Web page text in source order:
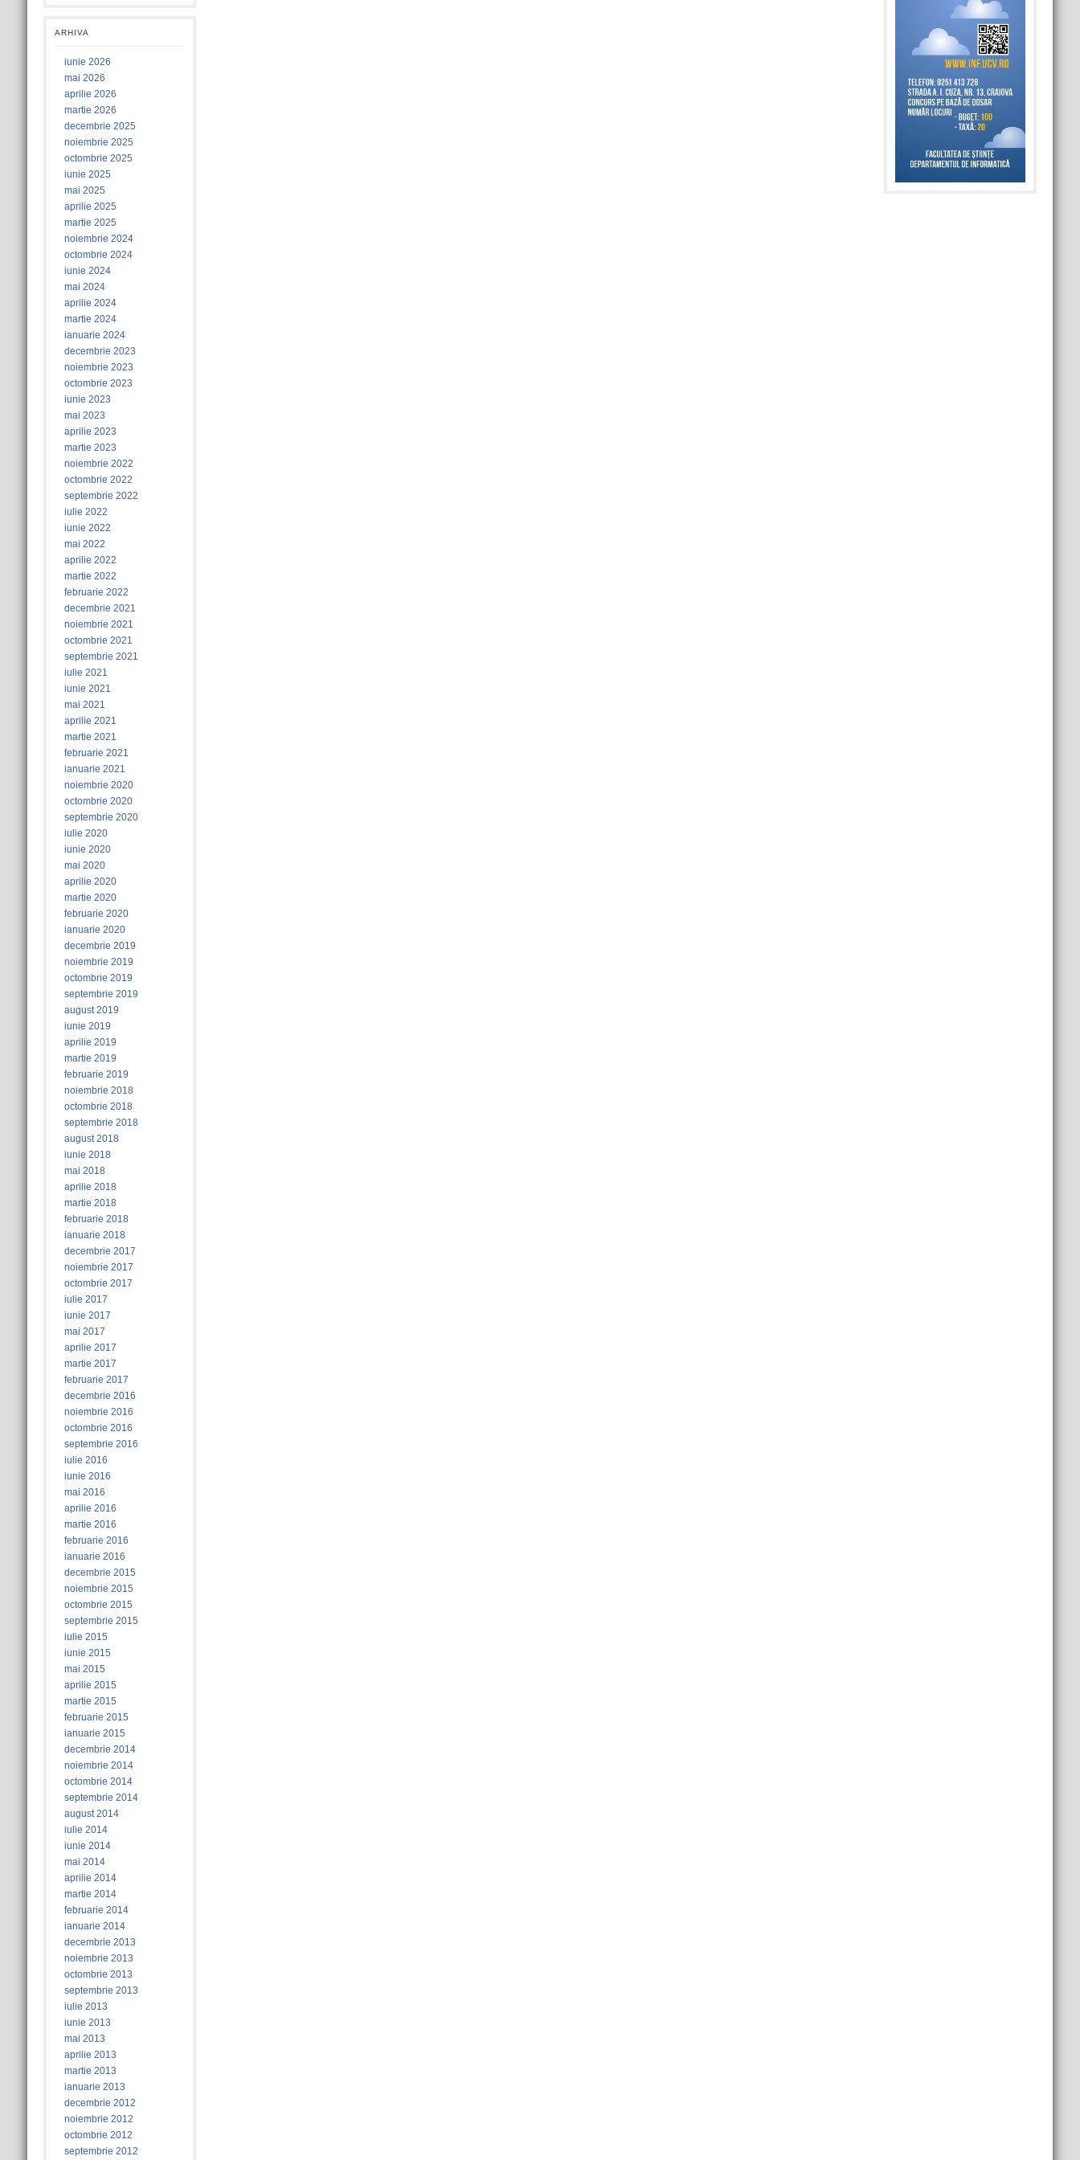
ARHIVA
iunie 2026
mai 2026
aprilie 2026
martie 2026
decembrie 2025
noiembrie 2025
octombrie 2025
iunie 2025
mai 2025
aprilie 2025
martie 2025
noiembrie 2024
octombrie 2024
iunie 2024
mai 2024
aprilie 2024
martie 2024
ianuarie 2024
decembrie 2023
noiembrie 2023
octombrie 2023
iunie 2023
mai 2023
aprilie 2023
martie 2023
noiembrie 2022
octombrie 2022
septembrie 2022
iulie 2022
iunie 2022
mai 2022
aprilie 2022
martie 2022
februarie 2022
decembrie 2021
noiembrie 2021
octombrie 2021
septembrie 2021
iulie 2021
iunie 2021
mai 2021
aprilie 2021
martie 2021
februarie 2021
ianuarie 2021
noiembrie 2020
octombrie 2020
septembrie 2020
iulie 2020
iunie 2020
mai 2020
aprilie 2020
martie 2020
februarie 2020
ianuarie 2020
decembrie 2019
noiembrie 2019
octombrie 2019
septembrie 2019
august 2019
iunie 2019
aprilie 2019
martie 2019
februarie 2019
noiembrie 2018
octombrie 2018
septembrie 2018
august 2018
iunie 2018
mai 2018
aprilie 2018
martie 2018
februarie 2018
ianuarie 2018
decembrie 2017
noiembrie 2017
octombrie 2017
iulie 2017
iunie 2017
mai 2017
aprilie 2017
martie 2017
februarie 2017
decembrie 2016
noiembrie 2016
octombrie 2016
septembrie 2016
iulie 2016
iunie 2016
mai 2016
aprilie 2016
martie 2016
februarie 2016
ianuarie 2016
decembrie 2015
noiembrie 2015
octombrie 2015
septembrie 2015
iulie 2015
iunie 2015
mai 2015
aprilie 2015
martie 2015
februarie 2015
ianuarie 2015
decembrie 2014
noiembrie 2014
octombrie 2014
septembrie 2014
august 2014
iulie 2014
iunie 2014
mai 2014
aprilie 2014
martie 2014
februarie 2014
ianuarie 2014
decembrie 2013
noiembrie 2013
octombrie 2013
septembrie 2013
iulie 2013
iunie 2013
mai 2013
aprilie 2013
martie 2013
ianuarie 2013
decembrie 2012
noiembrie 2012
octombrie 2012
septembrie 2012